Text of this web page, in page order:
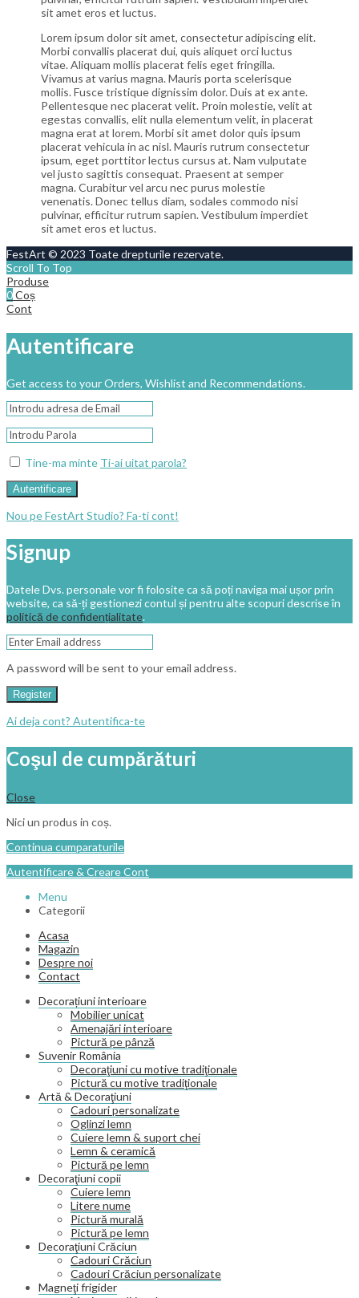
sit amet eros et luctus.
Lorem ipsum dolor sit amet, consectetur adipiscing elit.
Morbi convallis placerat dui, quis aliquet orci luctus
vitae. Aliquam mollis placerat felis eget fringilla.
Vivamus at varius magna. Mauris porta scelerisque
mollis. Fusce tristique dignissim dolor. Duis at ex ante.
Pellentesque nec placerat velit. Proin molestie, velit at
egestas convallis, elit nulla elementum velit, in placerat
magna erat at lorem. Morbi sit amet dolor quis ipsum
placerat vehicula in ac nisl. Mauris rutrum consectetur
ipsum, eget porttitor lectus cursus at. Nam vulputate
vel justo sagittis consequat. Praesent at semper
magna. Curabitur vel arcu nec purus molestie
venenatis. Donec tellus diam, sodales commodo nisi
pulvinar, efficitur rutrum sapien. Vestibulum imperdiet
sit amet eros et luctus.
FestArt © 2023 Toate drepturile rezervate.
Scroll To Top
Produse
0Coș
Cont
Autentificare
Get access to your Orders, Wishlist and Recommendations.
Tine-ma minte Ti-ai uitat parola?
Autentificare
Nou pe FestArt Studio? Fa-ti cont!
Signup
Datele Dvs. personale vor fi folosite ca să poți naviga mai ușor prin
website, ca să-ți gestionezi contul și pentru alte scopuri descrise în
politică de confidențialitate.
A password will be sent to your email address.
Register
Ai deja cont? Autentifica-te
Coşul de cumpărături
Close
Nici un produs in coș.
Continua cumparaturile
Autentificare & Creare Cont
Menu
Categorii
Acasa
Magazin
Despre noi
Contact
Decorațiuni interioare
Mobilier unicat
Amenajări interioare
Pictură pe pânză
Suvenir România
Decoraţiuni cu motive tradiţionale
Pictură cu motive tradiţionale
Artă & Decoraţiuni
Cadouri personalizate
Oglinzi lemn
Cuiere lemn & suport chei
Lemn & ceramică
Pictură pe lemn
Decoraţiuni copii
Cuiere lemn
Litere nume
Pictură murală
Pictură pe lemn
Decoraţiuni Crăciun
Cadouri Crăciun
Cadouri Crăciun personalizate
Magneţi frigider